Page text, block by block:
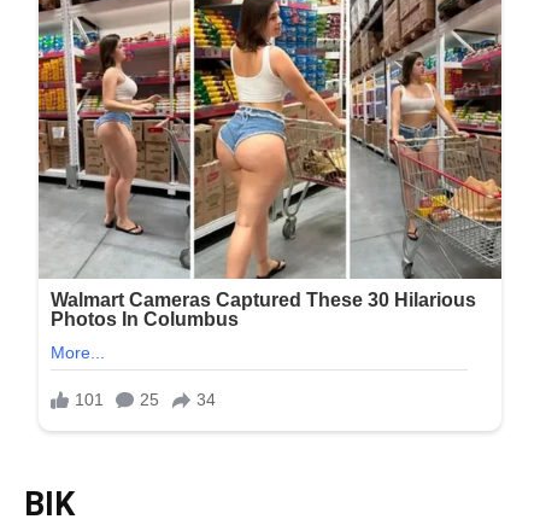
BIK